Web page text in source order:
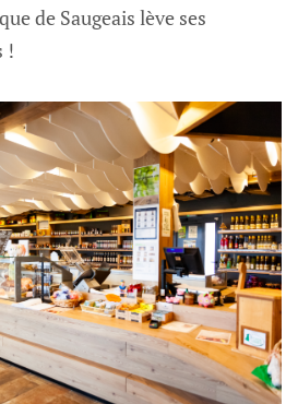
de Saugeais lève ses
!